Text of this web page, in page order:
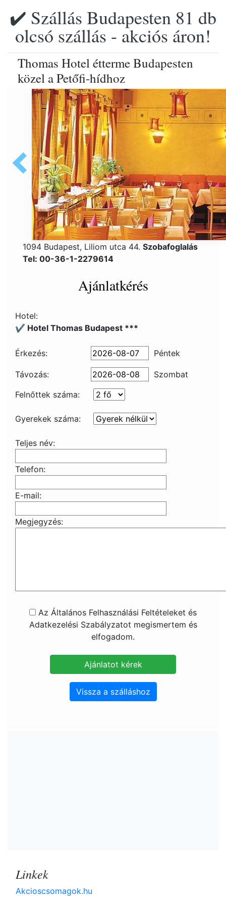
✔️ Szállás Budapesten 81 db
olcsó szállás - akciós áron!
Thomas Hotel étterme Budapesten
közel a Petőfi-hídhoz
1094 Budapest, Liliom utca 44. Szobafoglalás
Tel: 00-36-1-2279614
Ajánlatkérés
Hotel:
✔️ Hotel Thomas Budapest ***
Érkezés: Péntek
Távozás:
Szombat
Felnőttek száma:
Gyerekek száma:
Teljes név:
Telefon:
E-mail:
Megjegyzés:
Az Általános Felhasználási Feltételeket és
Adatkezelési Szabályzatot megismertem és
elfogadom.
Vissza a szálláshoz
Linkek
Akcioscsomagok.hu